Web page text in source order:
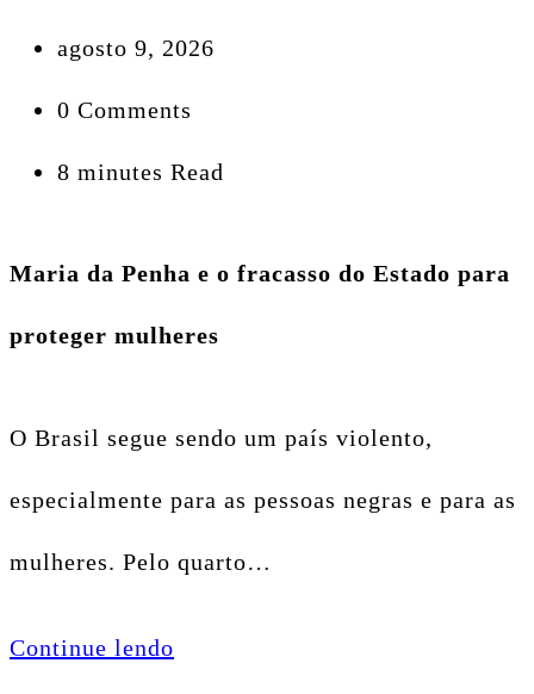
agosto 9, 2026
0 Comments
8 minutes Read
Maria da Penha e o fracasso do Estado para
proteger mulheres
O Brasil segue sendo um país violento,
especialmente para as pessoas negras e para as
mulheres. Pelo quarto…
Continue lendo